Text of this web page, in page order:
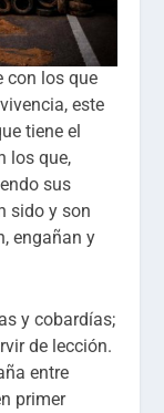
con los que
este
tiene el
los que,
sus
sido y son
engañan y
y cobardías;
de lección.
entre
primer